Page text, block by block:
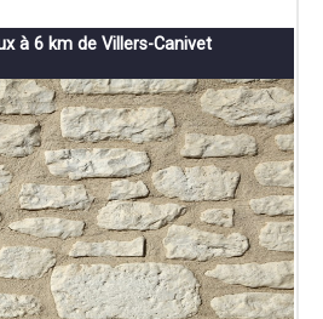
à 6 km de Villers-Canivet